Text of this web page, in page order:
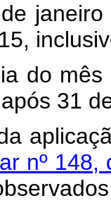
do
31
nº